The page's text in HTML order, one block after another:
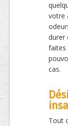
votre
durer
faites
cas.
Tout